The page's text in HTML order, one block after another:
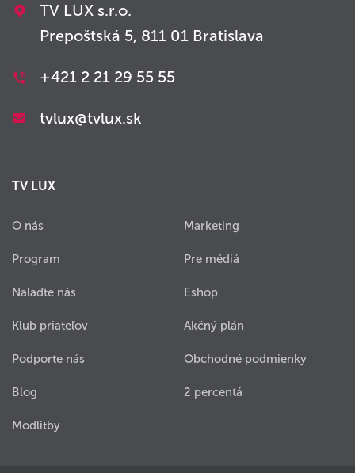
TV LUX s.r.o.
Prepoštská 5, 811 01 Bratislava
+421 2 21 29 55 55
tvlux@tvlux.sk
TV LUX
O nás
Program
Nalaďte nás
Klub priateľov
Podporte nás
Blog
Modlitby
Marketing
Pre médiá
Eshop
Akčný plán
Obchodné podmienky
2 percentá